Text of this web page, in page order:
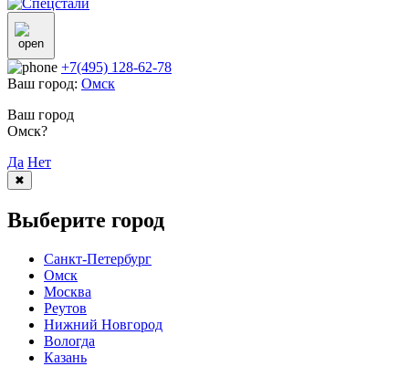
+7(495) 128-62-78
Ваш город: Омск
Ваш город
Омск?
Да Нет
✖
Выберите город
Санкт-Петербург
Омск
Москва
Реутов
Нижний Новгород
Вологда
Казань